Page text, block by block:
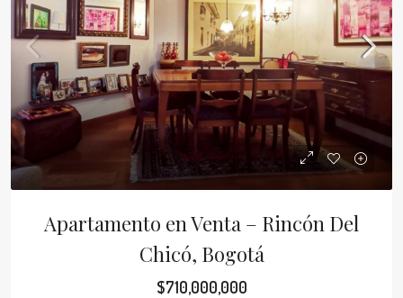
Apartamento en Venta – Rincón Del
Chicó, Bogotá
$710,000,000